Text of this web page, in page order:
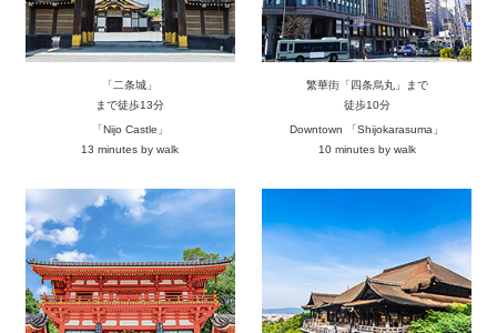
「二条城」
まで徒歩13分
「Nijo Castle」
13 minutes by walk
繁華街「四条烏丸」まで
徒歩10分
Downtown 「Shijokarasuma」
10 minutes by walk